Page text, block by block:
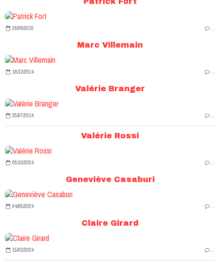
26/09/2015 …
Marc Villemain
18/12/2014 …
Valérie Branger
25/07/2014 …
Valérie Rossi
05/10/2024 …
Geneviève Casaburi
04/05/2024 …
Claire Girard
15/03/2024 …